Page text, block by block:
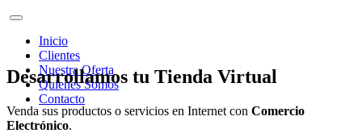
Inicio
Clientes
Nuestra Oferta
Quienes Somos
Contacto
Desarrollamos tu Tienda Virtual
Venda sus productos o servicios en Internet con Comercio
Electrónico.